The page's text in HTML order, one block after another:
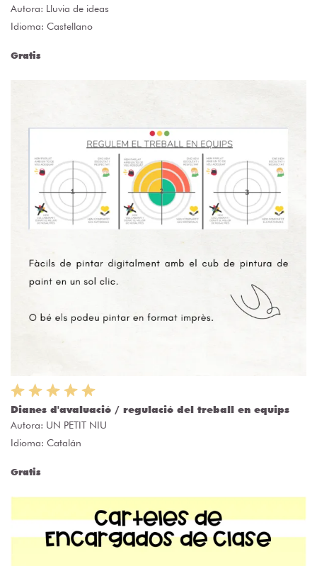
Autora: Lluvia de ideas
Idioma: Castellano
Gratis
Dianes d'avaluació / regulació del treball en equips
Autora: UN PETIT NIU
Idioma: Catalán
Gratis